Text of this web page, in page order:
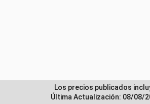
Los precios publicados
Última Actualización: 08/08/